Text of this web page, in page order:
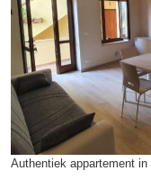
Authentiek appartement